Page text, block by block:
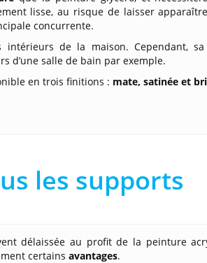
lisse, au risque de laisser
concurrente.
de la maison. Cependant, sa
d’une salle de bain par exemple.
en trois finitions : mate, satinée et
les supports
délaissée au profit de la peinture
certainsavantages.